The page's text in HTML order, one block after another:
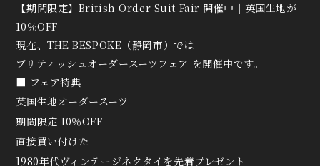
【期間限定】British Order Suit Fair 開催中｜英国生地が
10％OFF
現在、THE BESPOKE（静岡市）では
ブリティッシュオーダースーツフェア を開催中です。
■ フェア特典
英国生地オーダースーツ
期間限定 10％OFF
直接買い付けた
1980年代ヴィンテージネクタイを先着プレゼント